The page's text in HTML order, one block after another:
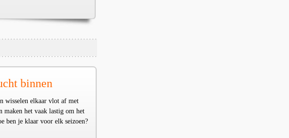
binnen
wisselen elkaar vlot af met
maken het vaak lastig om het
ben je klaar voor elk seizoen?